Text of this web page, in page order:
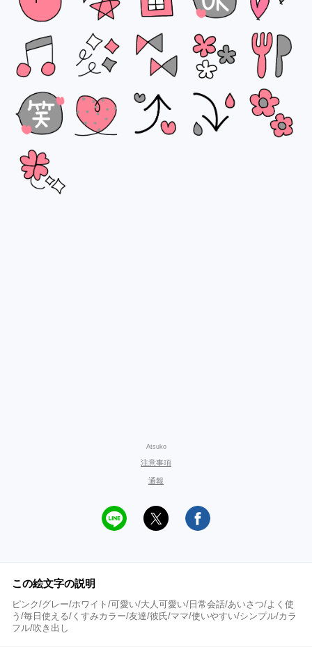
Atsuko
注意事項
通報
この絵文字の説明
ピンク/グレー/ホワイト/可愛い/大人可愛い/日常会話/あいさつ/よく使
う/毎日使える/くすみカラー/友達/彼氏/ママ/使いやすい/シンプル/カラ
フル/吹き出し